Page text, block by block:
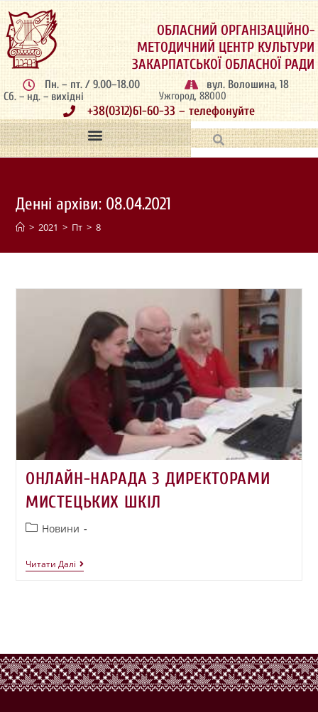
ОБЛАСНИЙ ОРГАНІЗАЦІЙНО-
МЕТОДИЧНИЙ ЦЕНТР КУЛЬТУРИ
ЗАКАРПАТСЬКОЇ ОБЛАСНОЇ РАДИ
Пн. – пт. / 9.00–18.00
Сб. – нд. – вихідні
вул. Волошина, 18
Ужгород, 88000
+38(0312)61-60-33 – телефонуйте
Денні архіви: 08.04.2021
> 2021 > Пт > 8
ОНЛАЙН-НАРАДА З ДИРЕКТОРАМИ
МИСТЕЦЬКИХ ШКІЛ
Новини
Читати Далі